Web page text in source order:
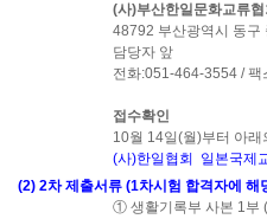
(사)부산한일문화교류협
48792 부산광역시 동구
담당자 앞
전화:051-464-3554 /
접수확인
10월 14일(월)부터 아래
(사)한일협회
일본국제
(2) 2차 제출서류 (1차시험 합격자에 해
① 생활기록부 사본 1부